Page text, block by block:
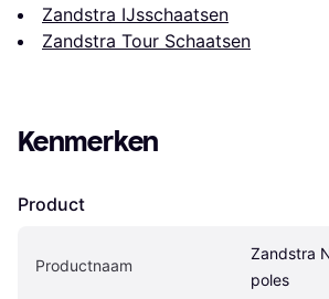
Zandstra IJsschaatsen
Zandstra Tour Schaatsen
Kenmerken
Product
Productnaam
Zandstra
poles